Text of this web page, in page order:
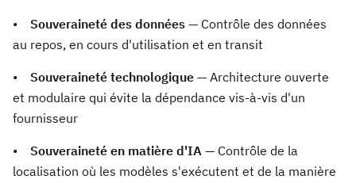
• Souveraineté des données — Contrôle des données
au repos, en cours d'utilisation et en transit
• Souveraineté technologique — Architecture ouverte
et modulaire qui évite la dépendance vis-à-vis d'un
fournisseur
• Souveraineté en matière d'IA — Contrôle de la
localisation où les modèles s'exécutent et de la manière